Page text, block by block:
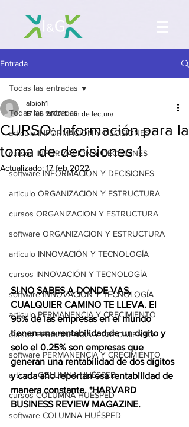
Entrada
Todas las entradas
articulo INFORMACIÓN Y DECISIONES
cursos INFORMACIÓN Y DECISIONES
software INFORMACIÓN Y DECISIONES
articulo ORGANIZACION Y ESTRUCTURA
cursos ORGANIZACION Y ESTRUCTURA
software ORGANIZACION Y ESTRUCTURA
articulo INNOVACIÓN Y TECNOLOGÍA
cursos INNOVACIÓN Y TECNOLOGÍA
software INNOVACIÓN Y TECNOLOGÍA
articulo PERMANENCIA Y CRECIMIENTO
cursos PERMANENCIA Y CRECIMIENTO
software PERMANENCIA Y CRECIMIENTO
articulo COLUMNA HUÉSPED
cursos COLUMNA HUÉSPED
software COLUMNA HUÉSPED
Todas las entradas
CURSO: Información para la
toma de decisiones 1
albioh1
17 feb 2022 1 min de lectura
Actualizado: 17 feb 2022
SI NO SABES A DONDE VAS,
CUALQUIER CAMINO TE LLEVA. El
95% de las empresas en el mundo
tienen una rentabilidad de un digito y
solo el 0.25% son empresas que
generan una rentabilidad de dos dígitos
y cada año reportan esa rentabilidad de
manera constante. *HARVARD
BUSINESS REVIEW MAGAZINE.